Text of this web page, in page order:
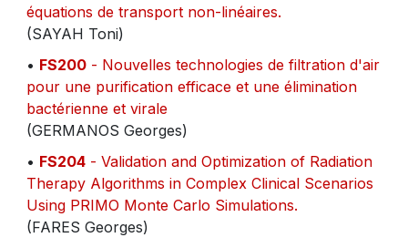
équations de transport non-linéaires.
(SAYAH Toni)
• FS200 - Nouvelles technologies de filtration d'air
pour une purification efficace et une élimination
bactérienne et virale
(GERMANOS Georges)
• FS204 - Validation and Optimization of Radiation
Therapy Algorithms in Complex Clinical Scenarios
Using PRIMO Monte Carlo Simulations.
(FARES Georges)